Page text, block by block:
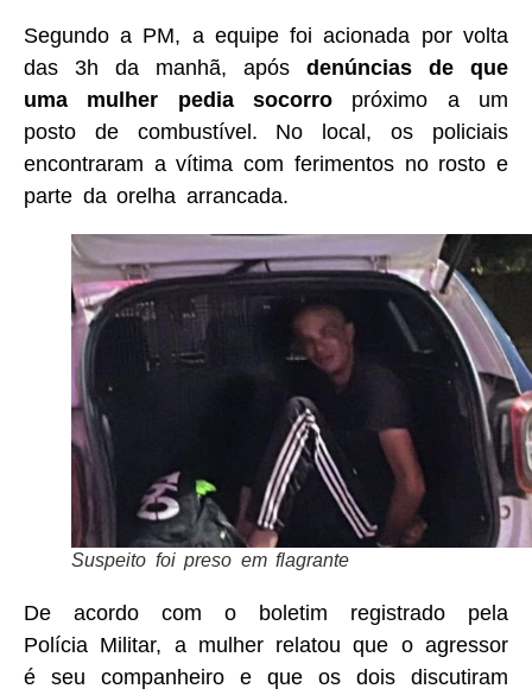
Segundo a PM, a equipe foi acionada por volta
das 3h da manhã, após denúncias de que
uma mulher pedia socorro próximo a um
posto de combustível. No local, os policiais
encontraram a vítima com ferimentos no rosto e
parte da orelha arrancada.
Suspeito foi preso em flagrante
De acordo com o boletim registrado pela
Polícia Militar, a mulher relatou que o agressor
é seu companheiro e que os dois discutiram